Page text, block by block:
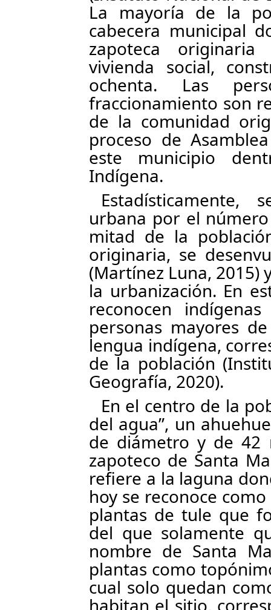
La mayoría de la
cabecera municipal
zapoteca
vivienda social,
ochenta. Las
fraccionamiento son
de la comunidad
proceso de
este municipio
Indígena.
Estadísticamente,
urbana por el
mitad de la
originaria, se
(Martínez Luna, 2015)
la urbanización. En
reconocen
personas mayores
lengua indígena,
de la población
Geografía, 2020).
En el centro de la
del agua”, un
de diámetro y de 42
zapoteco de Santa
refiere a la laguna
hoy se reconoce
plantas de tule que
del que solamente
nombre de Santa
plantas como
cual solo quedan